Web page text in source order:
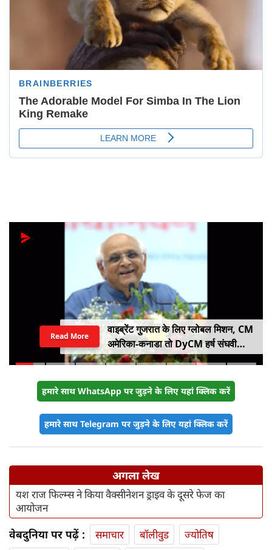
वाइब्रेंट गुजरात के लिए ग्लोबल मिशन, CM
अमेरिका-कनाडा तो DyCM हर्ष संघवी
संभालेंगे जापान-यूरोप का मोर्चा
Read More
हमारे साथ WhatsApp पर जुड़ने के लिए यहां क्लिक करें
हमारे साथ Telegram पर जुड़ने के लिए यहां क्लिक करें
अगला लेख
यश राज फिल्म्स ने किया वैक्सीनेशन ड्राइव के दूसरे फेज का
आयोजन
वेबदुनिया पर पढ़ें : समाचार बॉलीवुड
ज्योतिष